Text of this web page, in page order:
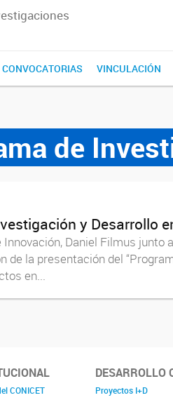
CONVOCATORIAS VINCULACIÓN
de
y Desarrollo
Daniel Filmus
de la presentación del
en...
CONICET
DESARROLLO
Proyectos I+D